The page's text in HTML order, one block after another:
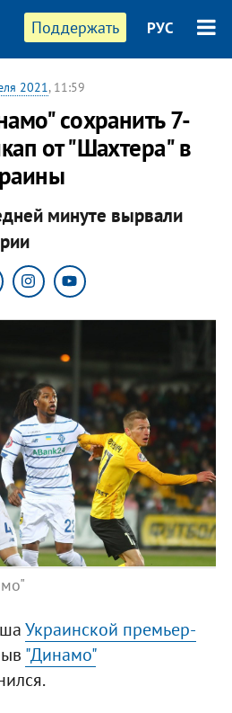
Поддержать РУС
2021, 11:59
сохранить 7-
от "Шахтера" в
минуте вырвали
Украинской премьер-
"Динамо"